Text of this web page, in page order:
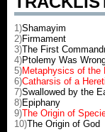
1)Shamayim
2)Firmament
3)The First
4)Ptolemy Was
5)Metaphysics of the
6)Catharsis of a
7)Swallowed by the
8)Epiphany
9)The Origin of
10)The Origin of God